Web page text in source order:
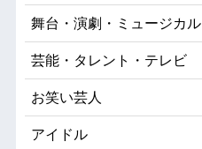
舞台・演劇・ミュージカル
芸能・タレント・テレビ
お笑い芸人
アイドル